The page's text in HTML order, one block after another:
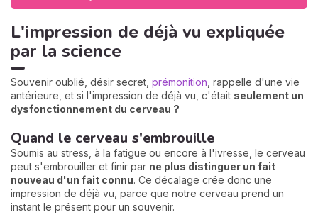
L'impression de déjà vu expliquée
par la science
Souvenir oublié, désir secret, prémonition , rappelle d'une vie
antérieure, et si l'impression de déjà vu, c'était seulement un
dysfonctionnement du cerveau ?
Quand le cerveau s'embrouille
Soumis au stress, à la fatigue ou encore à l'ivresse, le cerveau
peut s'embrouiller et finir par ne plus distinguer un fait
nouveau d'un fait connu. Ce décalage crée donc une
impression de déjà vu, parce que notre cerveau prend un
instant le présent pour un souvenir.